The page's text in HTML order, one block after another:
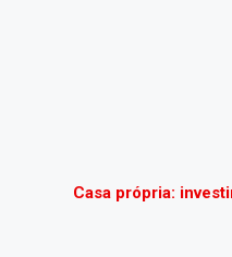
Casa própria: